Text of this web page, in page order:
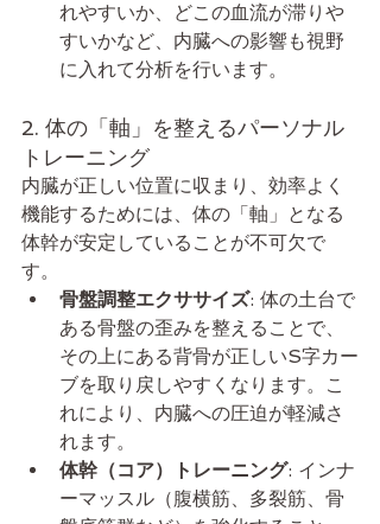
れやすいか、どこの血流が滞りや
すいかなど、内臓への影響も視野
に入れて分析を行います。
2. 体の「軸」を整えるパーソナル
トレーニング
内臓が正しい位置に収まり、効率よく
機能するためには、体の「軸」となる
体幹が安定していることが不可欠で
す。
骨盤調整エクササイズ: 体の土台で
ある骨盤の歪みを整えることで、
その上にある背骨が正しいS字カー
ブを取り戻しやすくなります。こ
れにより、内臓への圧迫が軽減さ
れます。
体幹（コア）トレーニング: インナ
ーマッスル（腹横筋、多裂筋、骨